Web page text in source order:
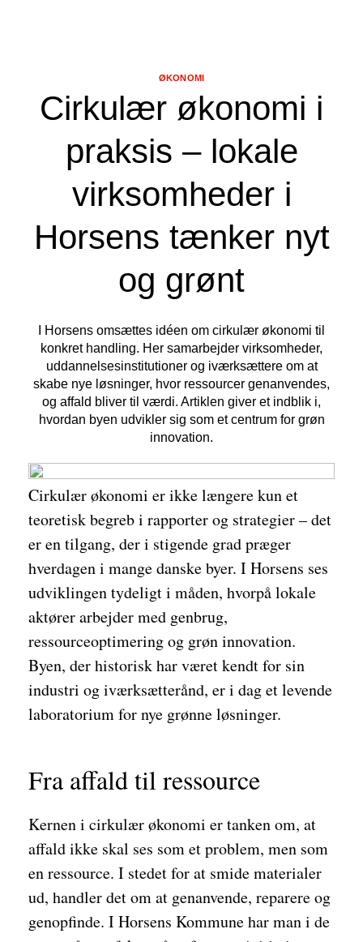
Cirkulær økonomi i
praksis – lokale
virksomheder i
Horsens tænker nyt
og grønt
ØKONOMI
I Horsens omsættes idéen om cirkulær økonomi til
konkret handling. Her samarbejder virksomheder,
uddannelsesinstitutioner og iværksættere om at
skabe nye løsninger, hvor ressourcer genanvendes,
og affald bliver til værdi. Artiklen giver et indblik i,
hvordan byen udvikler sig som et centrum for grøn
innovation.
Cirkulær økonomi er ikke længere kun et
teoretisk begreb i rapporter og strategier – det
er en tilgang, der i stigende grad præger
hverdagen i mange danske byer. I Horsens ses
udviklingen tydeligt i måden, hvorpå lokale
aktører arbejder med genbrug,
ressourceoptimering og grøn innovation.
Byen, der historisk har været kendt for sin
industri og iværksætterånd, er i dag et levende
laboratorium for nye grønne løsninger.
Fra affald til ressource
Kernen i cirkulær økonomi er tanken om, at
affald ikke skal ses som et problem, men som
en ressource. I stedet for at smide materialer
ud, handler det om at genanvende, reparere og
genopfinde. I Horsens Kommune har man i de